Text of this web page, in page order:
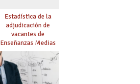
Estadística de la
adjudicación de
vacantes de
Enseñanzas Medias
para el curso 26/27